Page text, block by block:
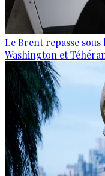
Le Brent repasse
Washington et